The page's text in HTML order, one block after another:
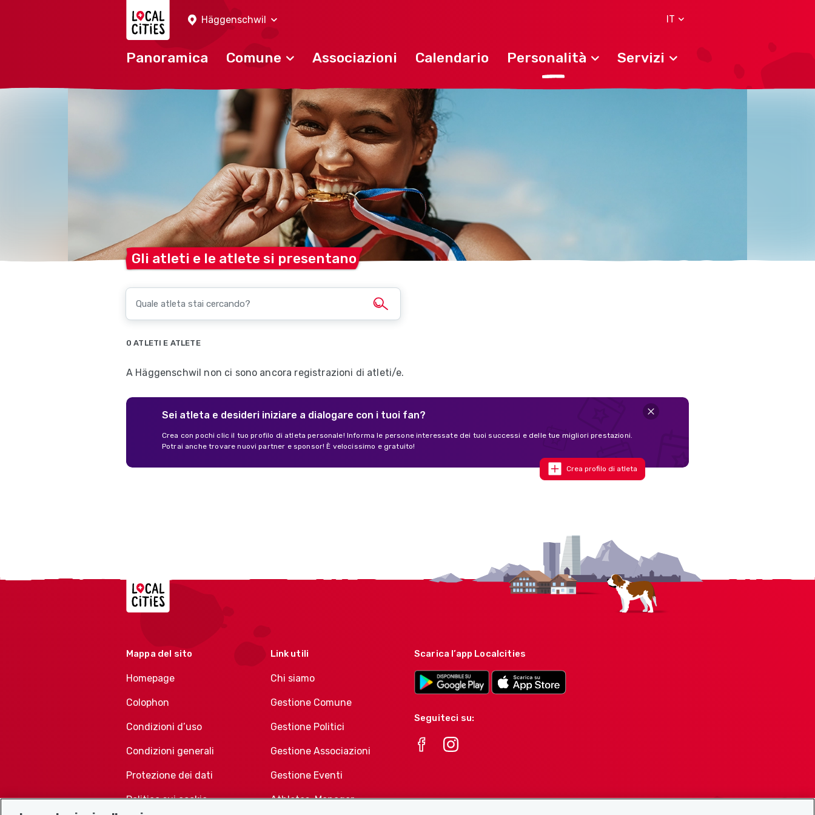
Häggenschwil
IT
Panoramica Comune Associazioni Calendario Personalità Servizi
Gli atleti e le atlete si presentano
0 ATLETI E ATLETE
A Häggenschwil non ci sono ancora registrazioni di atleti/e.
Sei atleta e desideri iniziare a dialogare con i tuoi fan?
Crea con pochi clic il tuo profilo di atleta personale! Informa le persone interessate dei tuoi successi e delle tue migliori prestazioni.
Potrai anche trovare nuovi partner e sponsor! È velocissimo e gratuito!
Crea profilo di atleta
Localcities
Mappa del sito
Homepage
Colophon
Condizioni d’uso
Condizioni generali
Protezione dei dati
Politica sui cookie
Link utili
Chi siamo
Gestione Comune
Gestione Politici
Gestione Associazioni
Gestione Eventi
Athletes-Manager
Scarica l’app Localcities
Seguiteci su: